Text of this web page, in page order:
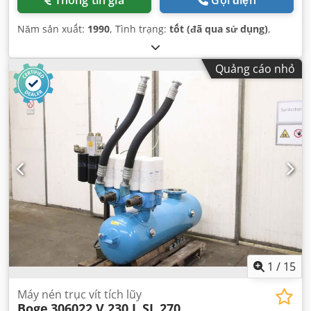
Năm sản xuất: 1990, Tình trạng: tốt (đã qua sử dụng),
Quảng cáo nhỏ
1 / 15
Máy nén trục vít tích lũy